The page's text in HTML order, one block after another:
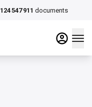
124 547 911 documents